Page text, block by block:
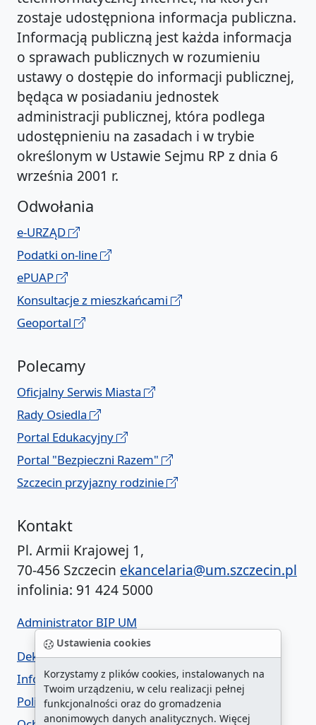
Ustawienia cookies
Korzystamy z plików cookies, instalowanych na
Twoim urządzeniu, w celu realizacji pełnej
funkcjonalności oraz do gromadzenia
anonimowych danych analitycznych. Więcej
zostaje udostępniona informacja publiczna.
Informacją publiczną jest każda informacja
o sprawach publicznych w rozumieniu
ustawy o dostępie do informacji publicznej,
będąca w posiadaniu jednostek
administracji publicznej, która podlega
udostępnieniu na zasadach i w trybie
określonym w Ustawie Sejmu RP z dnia 6
września 2001 r.
Odwołania
e-URZĄD
Podatki on-line
ePUAP
Konsultacje z mieszkańcami
Geoportal
Polecamy
Oficjalny Serwis Miasta
Rady Osiedla
Portal Edukacyjny
Portal "Bezpieczni Razem"
Szczecin przyjazny rodzinie
Kontakt
Pl. Armii Krajowej 1,
70-456 Szczecin ekancelaria@um.szczecin.pl
infolinia: 91 424 5000
Administrator BIP UM
Deklaracja dostępności
Informacja o urzędzie w ETR
Polityka prywatności